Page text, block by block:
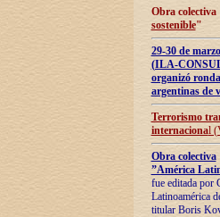
Obra
sostenible"
29-30 de
(ILA-
organizó
argentinas de
Terrorismo
internacional
Obra colectiva
”América
fue editada por
Latinoamérica
titular Boris